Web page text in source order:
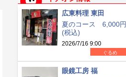
広東料理 東田
夏のコース 6,000円
(税込)
2026/7/16 9:00
ぐるめ
眼鏡工房 福